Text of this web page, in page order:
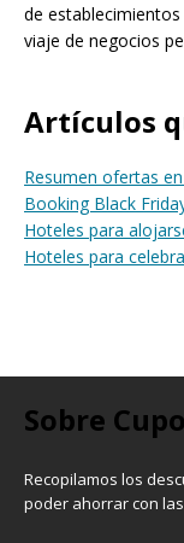
de
viaje de negocios
Artículos
Resumen ofertas
Booking Black
Hoteles para
Hoteles para
Sobre
Recopilamos los
poder ahorrar con